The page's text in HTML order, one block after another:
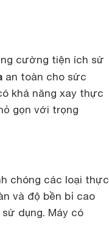
cường tiện ích sử
an toàn cho sức
khả năng xay thực
gọn với trọng
chóng các loại thực
và độ bền bỉ cao
dụng. Máy có